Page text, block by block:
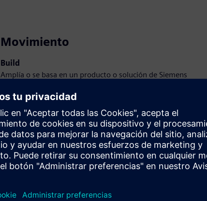
Movimiento
Build
Amplía o se basa en un producto o solución de Siemens
crea una nueva solución para el cliente mediante la
integración del producto Siemens Xcelerator y el
producto propio
Sell
Revende o vende conjuntamente software y hardware
habilitado digitalmente en Siemens Xcelerator
Service